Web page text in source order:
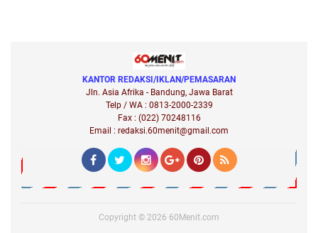
KANTOR REDAKSI/IKLAN/PEMASARAN
Jln. Asia Afrika - Bandung, Jawa Barat
Telp / WA : 0813-2000-2339
Fax : (022) 70248116
Email : redaksi.60menit@gmail.com
Copyright © 2026 60Menit.com